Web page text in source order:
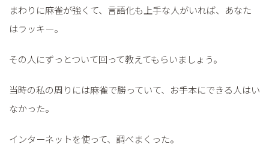
まわりに麻雀が強くて、言語化も上手な人がいれば、あなた
はラッキー。
その人にずっとついて回って教えてもらいましょう。
当時の私の周りには麻雀で勝っていて、お手本にできる人はい
なかった。
インターネットを使って、調べまくった。